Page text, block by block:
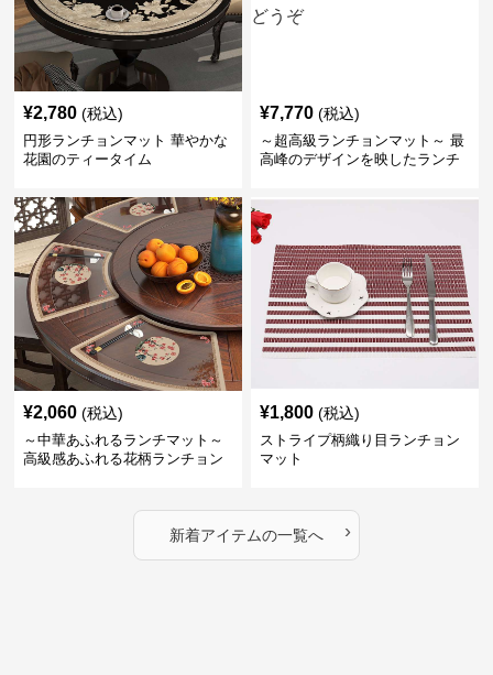
¥2,780 (税込)
円形ランチョンマット 華やかな
花園のティータイム
¥7,770 (税込)
～超高級ランチョンマット～ 最
高峰のデザインを映したランチ
ータイムにどうぞ
¥2,060 (税込)
～中華あふれるランチマット～
高級感あふれる花柄ランチョン
¥1,800 (税込)
ストライプ柄織り目ランチョン
マット
新着アイテムの一覧へ ›